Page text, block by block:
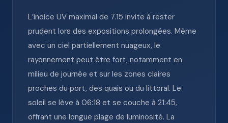
L’indice UV maximal de 7.15 invite à rester
prudent lors des expositions prolongées. Même
avec un ciel partiellement nuageux, le
rayonnement peut être fort, notamment en
milieu de journée et sur les zones claires
proches du port, des quais ou du littoral. Le
soleil se lève à 06:18 et se couche à 21:45,
offrant une longue plage de luminosité. La